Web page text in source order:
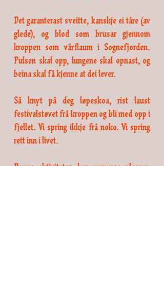
Det garanterast sveitte, kanskje ei tåre (av
glede), og blod som brusar gjennom
kroppen som vårflaum i Sognefjorden.
Pulsen skal opp, lungene skal opnast, og
beina skal få kjenne at dei lever.
Så knyt på deg løpeskoa, rist laust
festivalstøvet frå kroppen og bli med opp i
fjellet. Vi spring ikkje frå noko. Vi spring
rett inn i livet.
Denne aktiviteten har avgrensa plassar.